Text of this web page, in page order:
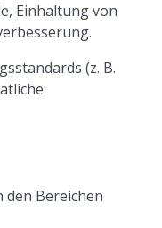
Einhaltung von
(z. B.
den Bereichen